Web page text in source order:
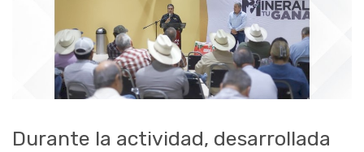
Durante la actividad, desarrollada